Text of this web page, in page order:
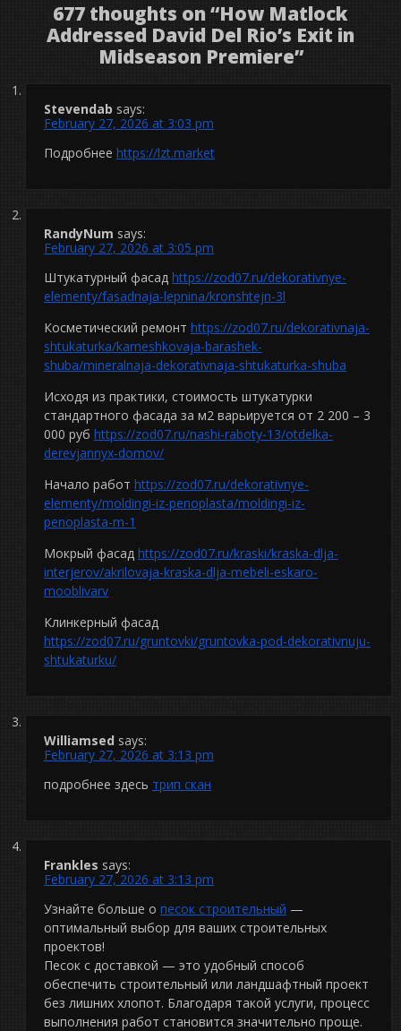
677 thoughts on “How Matlock
Addressed David Del Rio’s Exit in
Midseason Premiere”
Stevendab says:
February 27, 2026 at 3:03 pm
Подробнее https://lzt.market
RandyNum says:
February 27, 2026 at 3:05 pm
Штукатурный фасад https://zod07.ru/dekorativnye-
elementy/fasadnaja-lepnina/kronshtejn-3l
Косметический ремонт https://zod07.ru/dekorativnaja-
shtukaturka/kameshkovaja-barashek-
shuba/mineralnaja-dekorativnaja-shtukaturka-shuba
Исходя из практики, стоимость штукатурки
стандартного фасада за м2 варьируется от 2 200 – 3
000 руб https://zod07.ru/nashi-raboty-13/otdelka-
derevjannyx-domov/
Начало работ https://zod07.ru/dekorativnye-
elementy/moldingi-iz-penoplasta/moldingi-iz-
penoplasta-m-1
Мокрый фасад https://zod07.ru/kraski/kraska-dlja-
interjerov/akrilovaja-kraska-dlja-mebeli-eskaro-
mooblivarv
Клинкерный фасад
https://zod07.ru/gruntovki/gruntovka-pod-dekorativnuju-
shtukaturku/
Williamsed says:
February 27, 2026 at 3:13 pm
подробнее здесь трип скан
Frankles says:
February 27, 2026 at 3:13 pm
Узнайте больше о песок строительный —
оптимальный выбор для ваших строительных
проектов!
Песок с доставкой — это удобный способ
обеспечить строительный или ландшафтный проект
без лишних хлопот. Благодаря такой услуги, процесс
выполнения работ становится значительно проще.